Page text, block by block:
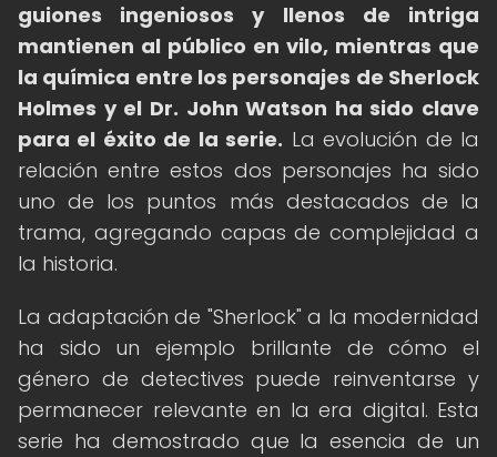
guiones ingeniosos y llenos de intriga
mantienen al público en vilo, mientras que
la química entre los personajes de Sherlock
Holmes y el Dr. John Watson ha sido clave
para el éxito de la serie. La evolución de la
relación entre estos dos personajes ha sido
uno de los puntos más destacados de la
trama, agregando capas de complejidad a
la historia.
La adaptación de "Sherlock" a la modernidad
ha sido un ejemplo brillante de cómo el
género de detectives puede reinventarse y
permanecer relevante en la era digital. Esta
serie ha demostrado que la esencia de un